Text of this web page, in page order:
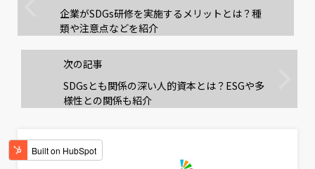
企業がSDGs研修を実施するメリットとは？種
類や注意点などを紹介
次の記事
SDGsとも関係の深い人的資本とは？ESGや多
様性との関係も紹介